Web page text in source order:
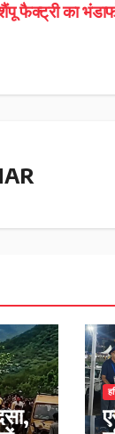
फैक्ट्री का